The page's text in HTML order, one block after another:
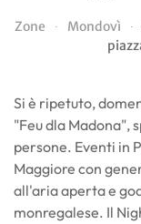
Zone Mondovì
Si è ripetuto,
"Feu dla Madona",
persone. Eventi in
Maggiore con
all'aria aperta e
monregalese. Il